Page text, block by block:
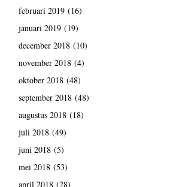
februari 2019(16)
januari 2019(19)
december 2018(10)
november 2018(4)
oktober 2018(48)
september 2018(48)
augustus 2018(18)
juli 2018(49)
juni 2018(5)
mei 2018(53)
april 2018(28)